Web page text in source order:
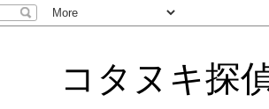
コタヌキ探